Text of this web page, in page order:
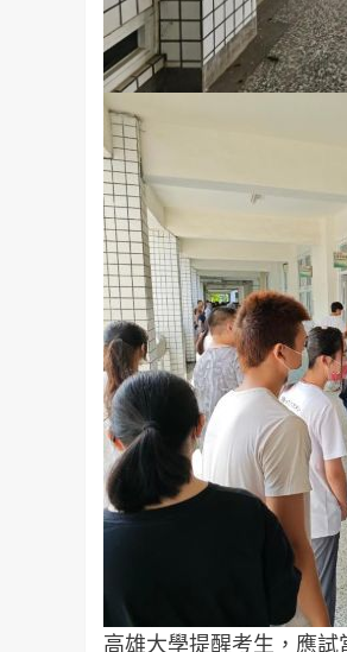
高雄大學提醒考生，應